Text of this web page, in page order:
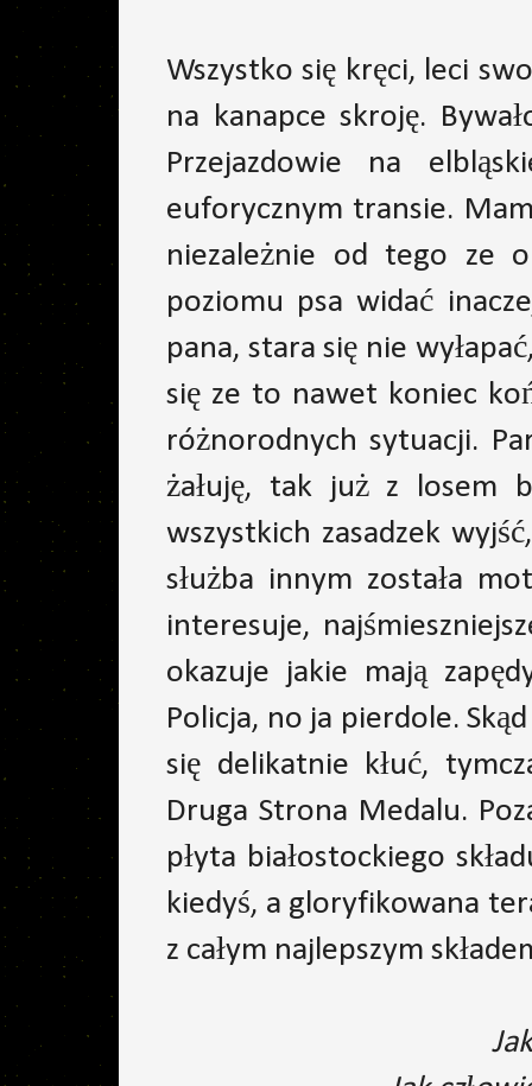
Wszystko się kręci, leci
na kanapce skroję.
Przejazdowie na
euforycznym transie.
niezależnie od tego ze
poziomu psa widać
pana, stara się nie
się ze to nawet koniec
różnorodnych sytuacji.
żałuję, tak już z losem
wszystkich zasadzek
służba innym została
interesuje,
okazuje jakie mają
Policja, no ja pierdole.
się delikatnie kłuć,
Druga Strona Medalu.
płyta białostockiego
kiedyś, a gloryfikowana
z całym najlepszym